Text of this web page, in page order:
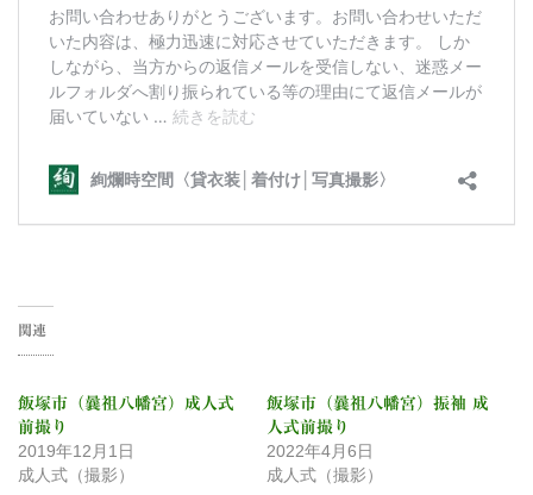
関連
飯塚市（曩祖八幡宮）成人式
前撮り
2019年12月1日
成人式（撮影）
飯塚市（曩祖八幡宮）振袖 成
人式前撮り
2022年4月6日
成人式（撮影）